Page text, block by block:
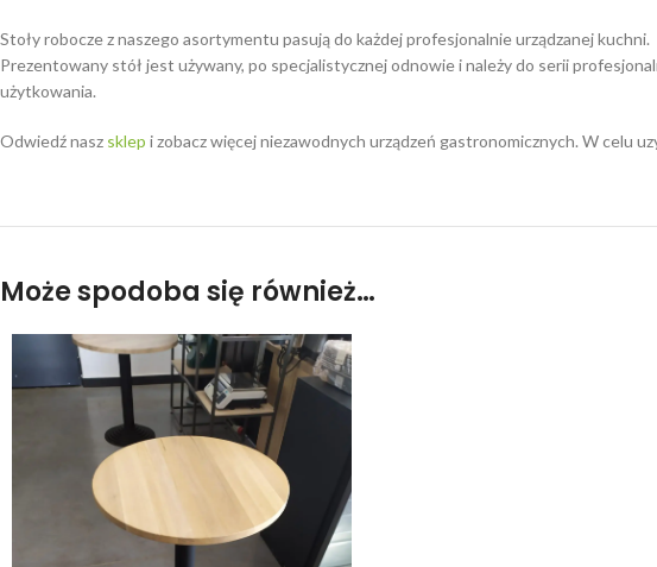
Stoły robocze z naszego asortymentu pasują do każdej profesjonalnie urządzanej kuchni.
Prezentowany stół jest używany, po specjalistycznej odnowie i należy do serii
użytkowania.
Odwiedź nasz sklep i zobacz więcej niezawodnych urządzeń gastronomicznych. W celu
Może spodoba się również…